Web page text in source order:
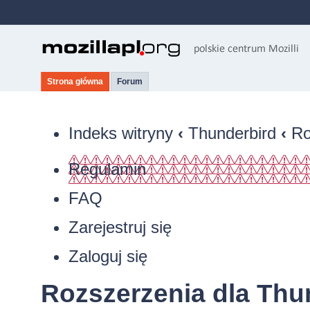
Strona główna Forum
Indeks witryny ‹ Thunderbird ‹
Regulamin
FAQ
Zarejestruj się
Zaloguj się
Rozszerzenia dla